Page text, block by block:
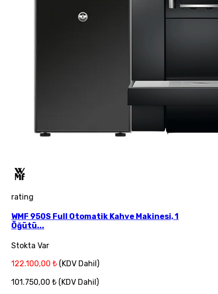
rating
WMF 950S Full Otomatik Kahve Makinesi, 1
Öğütü...
Stokta Var
122.100,00 ₺ (KDV Dahil)
101.750,00 ₺ (KDV Dahil)